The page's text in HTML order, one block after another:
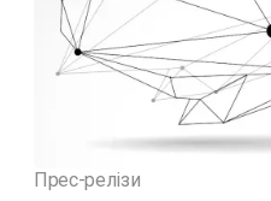
Прес-релізи